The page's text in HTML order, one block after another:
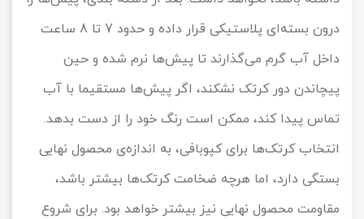
درون بسته‌ای پلاستیکی قرار داده و حدود 7 تا 8 ساعت
داخل آب گرم می‌گذارند تا پیش‌ها نرم شده و حین
پیچاندن دور کرتک نشکند، اگر پیش‌ها مستقیما با آب
تماس پیدا کند، ممکن است رنگ خود را از دست بدهد.
انتخاب کرتک‌ها برای کپوبافی، به اندازه‌ی محصول نهایی
بستگی دارد، اما هرچه ضخامت کرتک‌ها بیشتر باشد،
مقاومت محصول نهایی نیز بیشتر خواهد بود. برای شروع